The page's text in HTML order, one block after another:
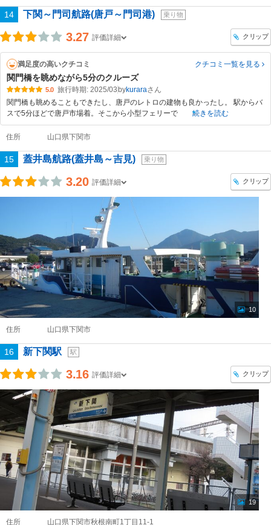
14 下関～門司航路(唐戸～門司港) 乗り物
3.27 評価詳細 クリップ
満足度の高いクチコミ クチコミ一覧を見る
関門橋を眺めながら5分のクルーズ
5.0 旅行時期: 2025/03 bykurara
関門橋も眺めることもできたし、唐戸のレトロの建物も良かったし。 駅からバ
スで5分ほどで唐戸市場着。そこから小型フェリーで
続きを読む
住所 山口県下関市
15 蓋井島航路(蓋井島～吉見) 乗り物
3.20 評価詳細 クリップ
10
住所 山口県下関市
16 新下関駅 駅
3.16 評価詳細 クリップ
19
住所 山口県下関市秋根南町1丁目11-1